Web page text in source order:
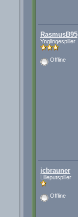
RasmusB95
Ynglingespiller
Offline
jcbrauner
Lilleputspiller
Offline